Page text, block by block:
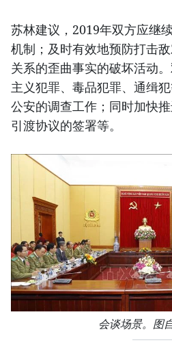
苏林建议，2019年双方应继
机制；及时有效地预防打击
关系的歪曲事实的破坏活动
主义犯罪、毒品犯罪、通缉
公安的调查工作；同时加快
引渡协议的签署等。
会谈场景。图